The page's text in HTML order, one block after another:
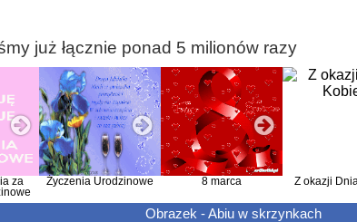
już łącznie ponad 5 milionów razy
za
Życzenia Urodzinowe 8 marca Z okazji
Obrazek - Abiu w skrzynkach